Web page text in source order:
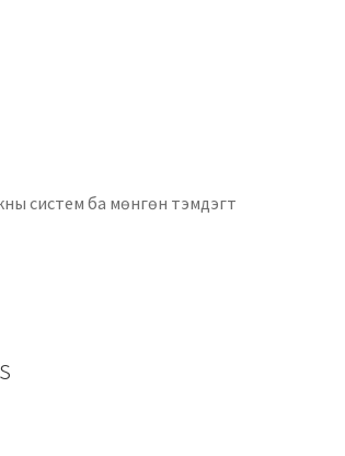
агуулга
систем ба мөнгөн тэмдэгт